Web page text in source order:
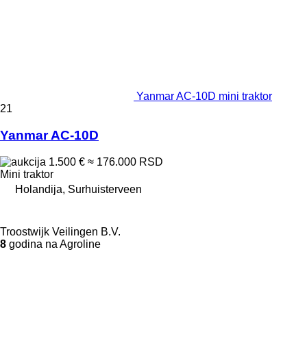
Yanmar AC-10D mini traktor
21
Yanmar AC-10D
1.500 € ≈ 176.000 RSD
Mini traktor
Holandija, Surhuisterveen
Troostwijk Veilingen B.V.
8 godina na Agroline